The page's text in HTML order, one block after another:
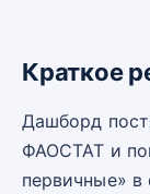
Краткое
Дашборд
ФАОСТАТ и
первичные»